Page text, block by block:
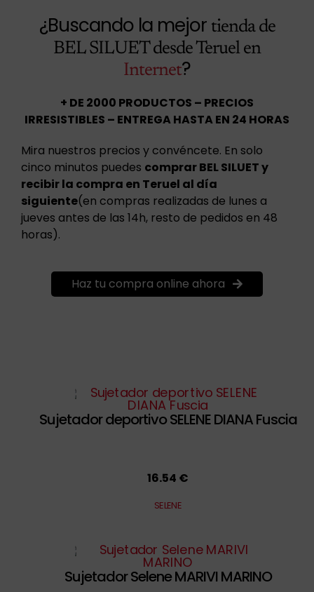
¿Buscando la mejor tienda de
BEL SILUET desde Teruel en
Internet?
+ DE 2000 PRODUCTOS – PRECIOS
IRRESISTIBLES – ENTREGA HASTA EN 24 HORAS
Mira nuestros precios y convéncete. En solo
cinco minutos puedes comprar BEL SILUET y
recibir la compra en Teruel al día
siguiente(en compras realizadas de lunes a
jueves antes de las 14h, resto de pedidos en 48
horas).
Haz tu compra online ahora
Sujetador deportivo SELENE DIANA Fuscia
16.54 €
SELENE
Sujetador Selene MARIVI MARINO